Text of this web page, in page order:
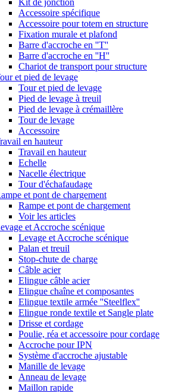
Kit de jonction
Accessoire spécifique
Accessoire pour totem en structure
Fixation murale et plafond
Barre d'accroche en ''T''
Barre d'accroche en ''H''
Chariot de transport pour structure
et pied de levage
Tour et pied de levage
Pied de levage à treuil
Pied de levage à crémaillère
Tour de levage
Accessoire
en hauteur
Travail en hauteur
Echelle
Nacelle électrique
Tour d'échafaudage
et pont de chargement
Rampe et pont de chargement
Voir les articles
et Accroche scénique
Levage et Accroche scénique
Palan et treuil
Stop-chute de charge
Câble acier
Elingue câble acier
Elingue chaîne et composantes
Elingue textile armée ''Steelflex''
Elingue ronde textile et Sangle plate
Drisse et cordage
Poulie, réa et accessoire pour cordage
Accroche pour IPN
Système d'accroche ajustable
Manille de levage
Anneau de levage
Maillon rapide